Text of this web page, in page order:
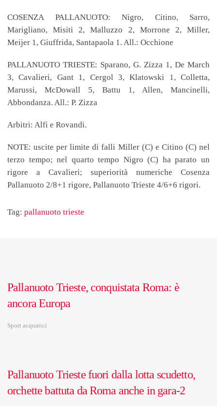
COSENZA PALLANUOTO: Nigro, Citino, Sarro,
Marigliano, Misiti 2, Malluzzo 2, Morrone 2, Miller,
Meijer 1, Giuffrida, Santapaola 1. All.: Occhione
PALLANUOTO TRIESTE: Sparano, G. Zizza 1, De March
3, Cavalieri, Gant 1, Cergol 3, Klatowski 1, Colletta,
Marussi, McDowall 5, Battu 1, Allen, Mancinelli,
Abbondanza. All.: P. Zizza
Arbitri: Alfi e Rovandi.
NOTE: uscite per limite di falli Miller (C) e Citino (C) nel
terzo tempo; nel quarto tempo Nigro (C) ha parato un
rigore a Cavalieri; superiorità numeriche Cosenza
Pallanuoto 2/8+1 rigore, Pallanuoto Trieste 4/6+6 rigori.
Tag: pallanuoto trieste
Pallanuoto Trieste, conquistata Roma: è
ancora Europa
Sport acquatici
Pallanuoto Trieste fuori dalla lotta scudetto,
orchette battuta da Roma anche in gara-2